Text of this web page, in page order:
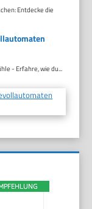
Entdecke die
- Erfahre, wie du...